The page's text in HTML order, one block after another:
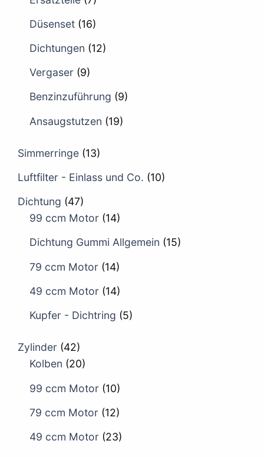
Düsenset (16)
Dichtungen (12)
Vergaser (9)
Benzinzuführung (9)
Ansaugstutzen (19)
Simmerringe (13)
Luftfilter - Einlass und Co. (10)
Dichtung (47)
99 ccm Motor (14)
Dichtung Gummi Allgemein (15)
79 ccm Motor (14)
49 ccm Motor (14)
Kupfer - Dichtring (5)
Zylinder (42)
Kolben (20)
99 ccm Motor (10)
79 ccm Motor (12)
49 ccm Motor (23)